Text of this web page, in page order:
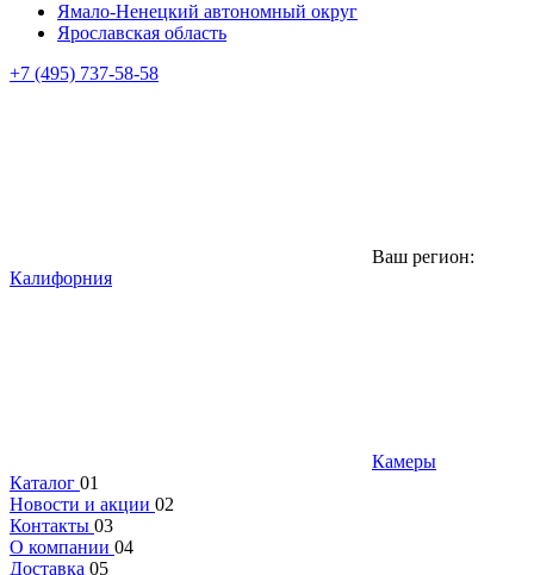
Ямало-Ненецкий автономный округ
Ярославская область
+7 (495) 737-58-58
Ваш регион:
Калифорния
Камеры
Каталог 01
Новости и акции 02
Контакты 03
О компании 04
Доставка 05